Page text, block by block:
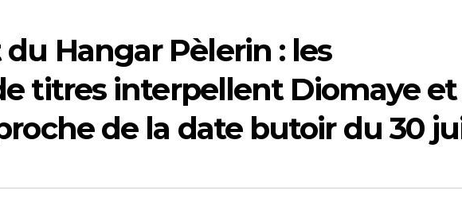
Hangar Pèlerin : les
titres interpellent Diomaye et
de la date butoir du 30